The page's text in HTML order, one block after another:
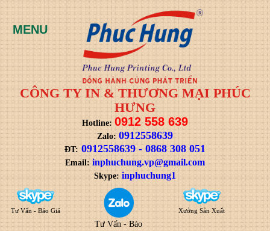
CÔNG TY IN & THƯƠNG MẠI PHÚC
HƯNG
Hotline: 0912 558 639
Zalo: 0912558639
ĐT: 0912558639-0868 308 051
Email: inphuchung.vp@gmail.com
Skype: inphuchung1
Tư Vấn - Báo Giá
Tư Vấn - Báo
Xưởng Sản Xuất